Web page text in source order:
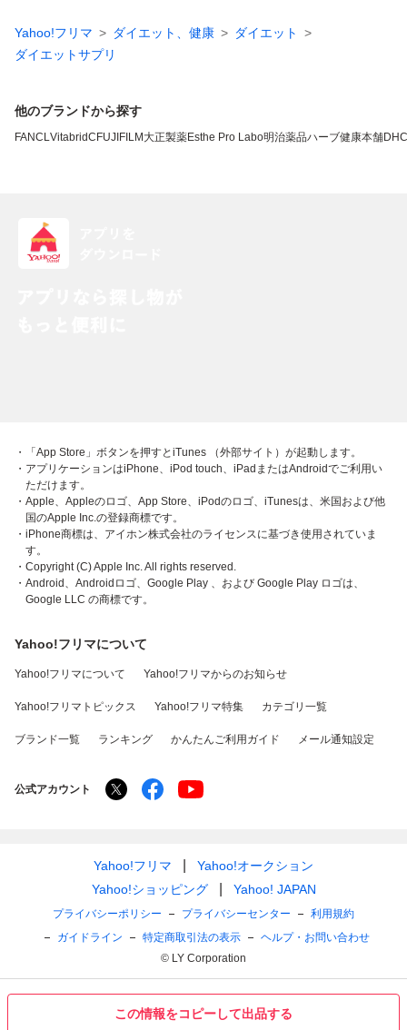
この情報をコピーして出品する
Yahoo!フリマ ダイエット、健康
ダイエット
ダイエットサプリ
他のブランドから探す
FANCLVitabridC FUJIFILM 大正製薬Esthe Pro Labo明治薬品ハーブ健康本舗DHC
・「App Store」ボタンを押すとiTunes （外部サイト）が起動します。
・アプリケーションはiPhone、iPod touch、iPadまたはAndroidでご利用い
ただけます。
・Apple、Appleのロゴ、App Store、iPodのロゴ、iTunesは、米国および他
国のApple Inc.の登録商標です。
・iPhone商標は、アイホン株式会社のライセンスに基づき使用されていま
す。
・Copyright (C) Apple Inc. All rights reserved.
・Android、Androidロゴ、Google Play 、および Google Play ロゴは、
Google LLC の商標です。
Yahoo!フリマについて
Yahoo!フリマについて Yahoo!フリマからのお知らせ
Yahoo!フリマトピックス Yahoo!フリマ特集 カテゴリ一覧
ブランド一覧 ランキング かんたんご利用ガイド メール通知設定
公式アカウント
Yahoo!フリマ
Yahoo!オークション
Yahoo!ショッピング
Yahoo! JAPAN
プライバシーポリシー プライバシーセンター
利用規約
ガイドライン
特定商取引法の表示
ヘルプ・お問い合わせ
© LY Corporation